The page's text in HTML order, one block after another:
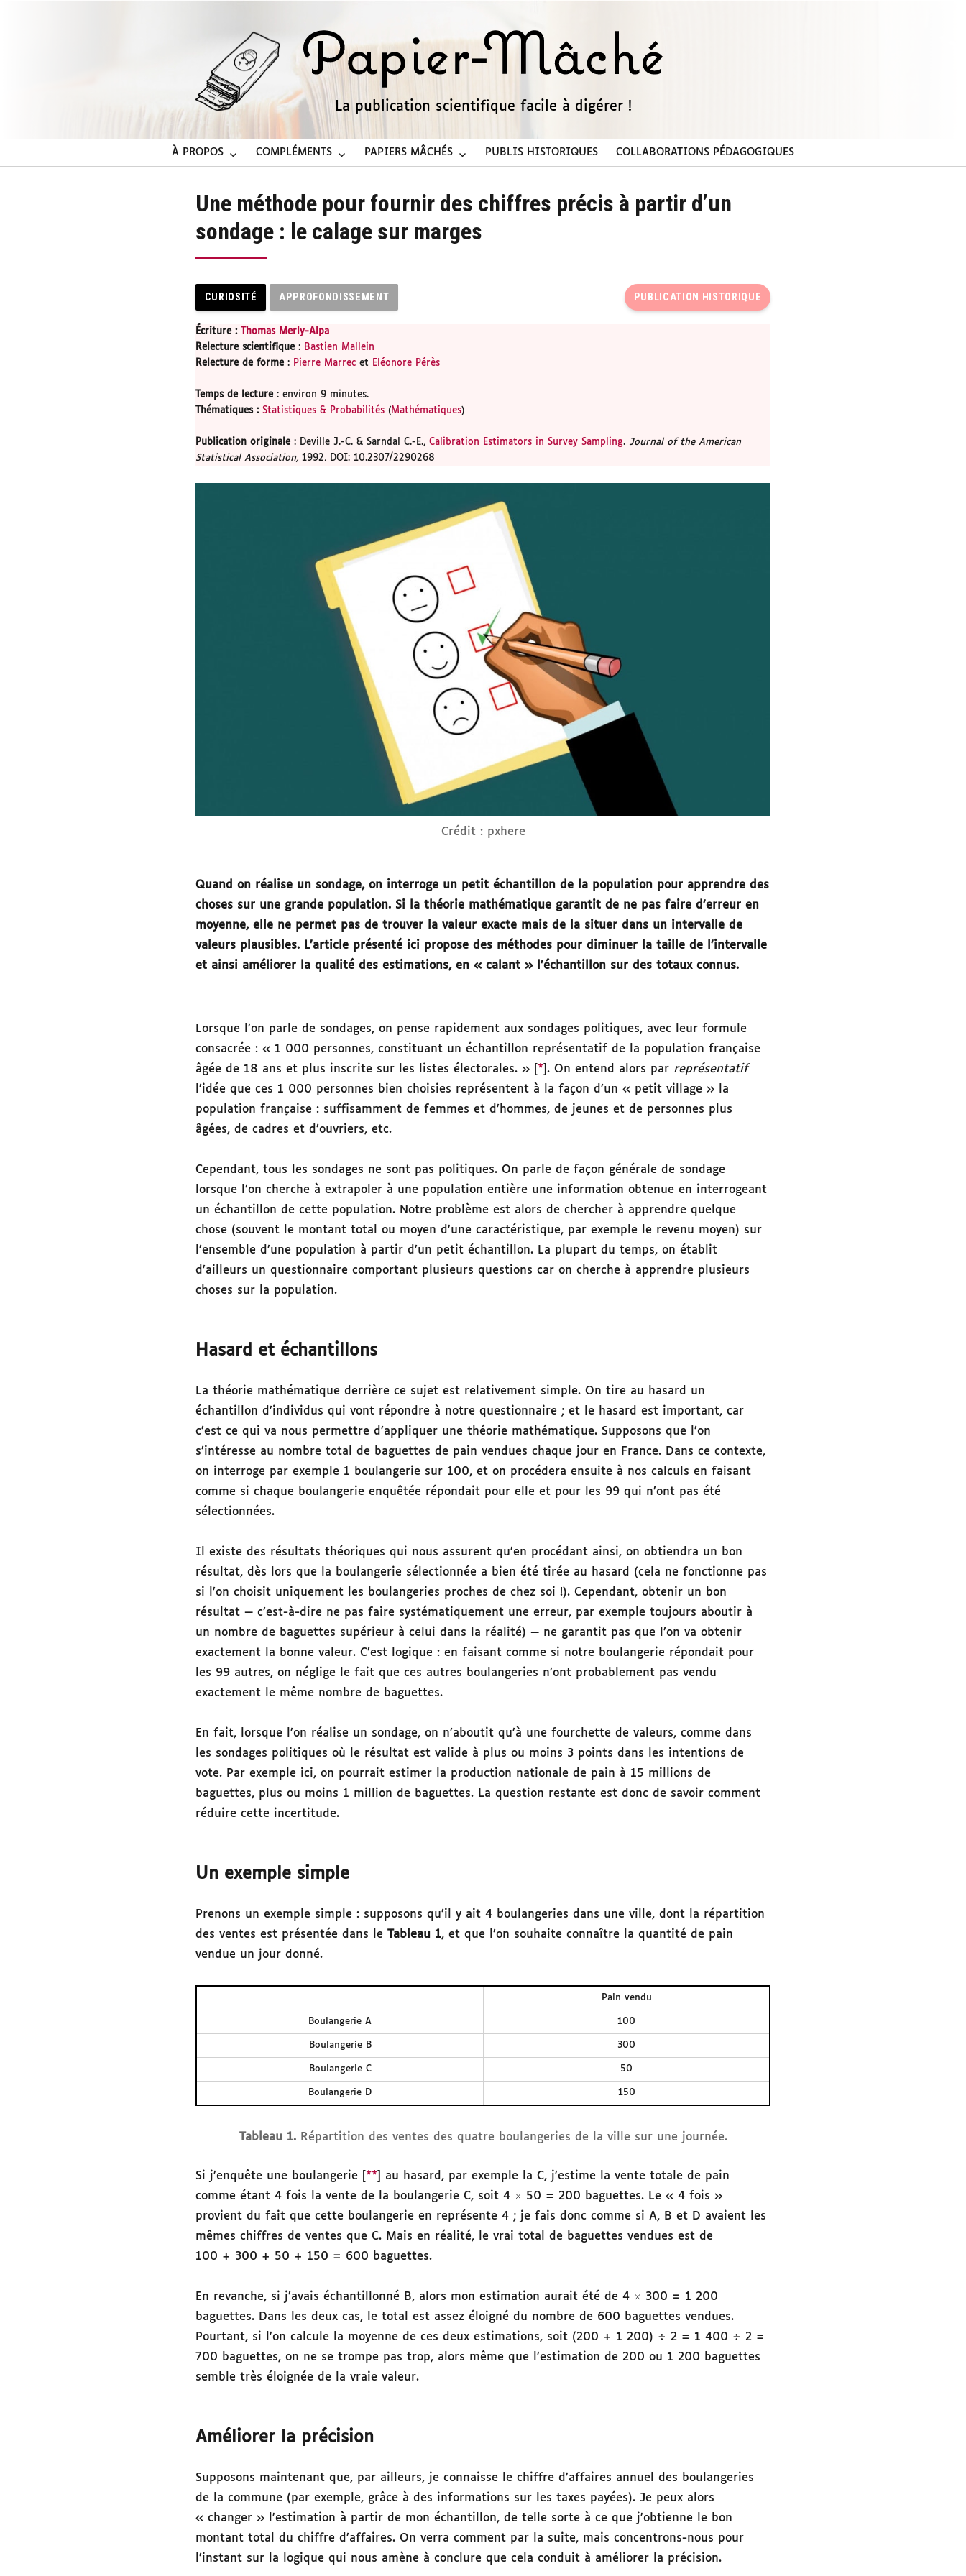
La publication scientifique facile à digérer !
À PROPOS COMPLÉMENTS PAPIERS MÂCHÉS PUBLIS HISTORIQUES COLLABORATIONS PÉDAGOGIQUES
Une méthode pour fournir des chiffres précis à partir d’un
sondage : le calage sur marges
CURIOSITÉ APPROFONDISSEMENT PUBLICATION HISTORIQUE
Écriture :
Thomas Merly-Alpa
Relecture scientifique : Bastien Mallein
Relecture de forme: Pierre Marrec et Eléonore Pérès
Temps de lecture: environ 9 minutes.
Thématiques: Statistiques & Probabilités (Mathématiques)
Publication originale: Deville J.-C. & Sarndal C.-E., Calibration Estimators in Survey Sampling. Journal of the American
Statistical Association, 1992. DOI: 10.2307/2290268
Crédit : pxhere
Quand on réalise un sondage, on interroge un petit échantillon de la population pour apprendre des
choses sur une grande population. Si la théorie mathématique garantit de ne pas faire d’erreur en
moyenne, elle ne permet pas de trouver la valeur exacte mais de la situer dans un intervalle de
valeurs plausibles. L’article présenté ici propose des méthodes pour diminuer la taille de l’intervalle
et ainsi améliorer la qualité des estimations, en « calant » l’échantillon sur des totaux connus.
Lorsque l’on parle de sondages, on pense rapidement aux sondages politiques, avec leur formule
consacrée : « 1 000 personnes, constituant un échantillon représentatif de la population française
âgée de 18 ans et plus inscrite sur les listes électorales. » [ * ]. On entend alors par représentatif
l’idée que ces 1 000 personnes bien choisies représentent à la façon d’un « petit village » la
population française : suffisamment de femmes et d’hommes, de jeunes et de personnes plus
âgées, de cadres et d’ouvriers, etc.
Cependant, tous les sondages ne sont pas politiques. On parle de façon générale de sondage
lorsque l’on cherche à extrapoler à une population entière une information obtenue en interrogeant
un échantillon de cette population. Notre problème est alors de chercher à apprendre quelque
chose (souvent le montant total ou moyen d’une caractéristique, par exemple le revenu moyen) sur
l’ensemble d’une population à partir d’un petit échantillon. La plupart du temps, on établit
d’ailleurs un questionnaire comportant plusieurs questions car on cherche à apprendre plusieurs
choses sur la population.
Hasard et échantillons
La théorie mathématique derrière ce sujet est relativement simple. On tire au hasard un
échantillon d’individus qui vont répondre à notre questionnaire ; et le hasard est important, car
c’est ce qui va nous permettre d’appliquer une théorie mathématique. Supposons que l’on
s’intéresse au nombre total de baguettes de pain vendues chaque jour en France. Dans ce contexte,
on interroge par exemple 1 boulangerie sur 100, et on procédera ensuite à nos calculs en faisant
comme si chaque boulangerie enquêtée répondait pour elle et pour les 99 qui n’ont pas été
sélectionnées.
Il existe des résultats théoriques qui nous assurent qu’en procédant ainsi, on obtiendra un bon
résultat, dès lors que la boulangerie sélectionnée a bien été tirée au hasard (cela ne fonctionne pas
si l’on choisit uniquement les boulangeries proches de chez soi !). Cependant, obtenir un bon
résultat — c’est-à-dire ne pas faire systématiquement une erreur, par exemple toujours aboutir à
un nombre de baguettes supérieur à celui dans la réalité) — ne garantit pas que l’on va obtenir
exactement la bonne valeur. C’est logique : en faisant comme si notre boulangerie répondait pour
les 99 autres, on néglige le fait que ces autres boulangeries n’ont probablement pas vendu
exactement le même nombre de baguettes.
En fait, lorsque l’on réalise un sondage, on n’aboutit qu’à une fourchette de valeurs, comme dans
les sondages politiques où le résultat est valide à plus ou moins 3 points dans les intentions de
vote. Par exemple ici, on pourrait estimer la production nationale de pain à 15 millions de
baguettes, plus ou moins 1 million de baguettes. La question restante est donc de savoir comment
réduire cette incertitude.
Un exemple simple
Prenons un exemple simple : supposons qu’il y ait 4 boulangeries dans une ville, dont la répartition
des ventes est présentée dans le Tableau 1, et que l’on souhaite connaître la quantité de pain
vendue un jour donné.
Pain vendu
Boulangerie A 100
Boulangerie B 300
Boulangerie C 50
Boulangerie D 150
Tableau 1. Répartition des ventes des quatre boulangeries de la ville sur une journée.
Si j’enquête une boulangerie [ ** ] au hasard, par exemple la C, j’estime la vente totale de pain
comme étant 4 fois la vente de la boulangerie C, soit 4
50 = 200 baguettes. Le « 4 fois »
provient du fait que cette boulangerie en représente 4 ; je fais donc comme si A, B et D avaient les
mêmes chiffres de ventes que C. Mais en réalité, le vrai total de baguettes vendues est de
100 + 300 + 50 + 150 = 600 baguettes.
En revanche, si j’avais échantillonné B, alors mon estimation aurait été de 4
300 = 1 200
baguettes. Dans les deux cas, le total est assez éloigné du nombre de 600 baguettes vendues.
Pourtant, si l’on calcule la moyenne de ces deux estimations, soit (200 + 1 200) ÷ 2 = 1 400 ÷ 2 =
700 baguettes, on ne se trompe pas trop, alors même que l’estimation de 200 ou 1 200 baguettes
semble très éloignée de la vraie valeur.
Améliorer la précision
Supposons maintenant que, par ailleurs, je connaisse le chiffre d’affaires annuel des boulangeries
de la commune (par exemple, grâce à des informations sur les taxes payées). Je peux alors
« changer » l’estimation à partir de mon échantillon, de telle sorte à ce que j’obtienne le bon
montant total du chiffre d’affaires. On verra comment par la suite, mais concentrons-nous pour
l’instant sur la logique qui nous amène à conclure que cela conduit à améliorer la précision.